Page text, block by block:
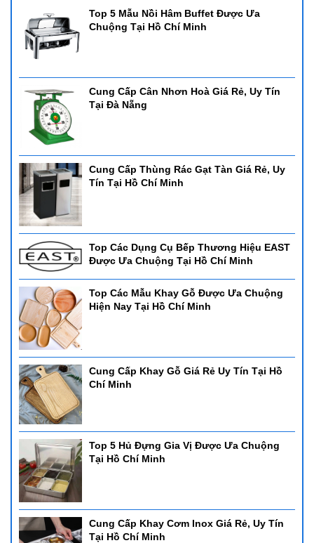
Top 5 Mẫu Nồi Hâm Buffet Được Ưa
Chuộng Tại Hồ Chí Minh
Cung Cấp Cân Nhơn Hoà Giá Rẻ, Uy Tín
Tại Đà Nẵng
Cung Cấp Thùng Rác Gạt Tàn Giá Rẻ, Uy
Tín Tại Hồ Chí Minh
Top Các Dụng Cụ Bếp Thương Hiệu EAST
Được Ưa Chuộng Tại Hồ Chí Minh
Top Các Mẫu Khay Gỗ Được Ưa Chuộng
Hiện Nay Tại Hồ Chí Minh
Cung Cấp Khay Gỗ Giá Rẻ Uy Tín Tại Hồ
Chí Minh
Top 5 Hủ Đựng Gia Vị Được Ưa Chuộng
Tại Hồ Chí Minh
Cung Cấp Khay Cơm Inox Giá Rẻ, Uy Tín
Tại Hồ Chí Minh